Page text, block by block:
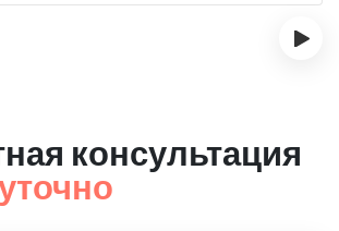
›
консультация